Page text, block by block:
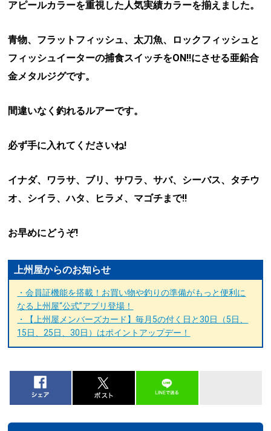
アピールカラーを重視した人気実績カラーを揃えました。
青物、フラットフィッシュ、太刀魚、ロックフィッシュと
フィッシュイーターの捕食スイッチをON!!にさせる亜鉛合
金メタルジグです。
間違いなく釣れるルアーです。
必ず手に入れてくださいね!
イナダ、ワラサ、ブリ、サワラ、サバ、シーバス、タチウ
オ、シイラ、ハタ、ヒラメ、マゴチまで!!
お早めにどうぞ!
上州屋からのお知らせ
・会員証機能を搭載！お買い物や釣りの準備がもっと便利に
なる上州屋“公式”アプリ登場！
・【上州屋メンバーズカード】毎月5の付く日と30日（5日、
15日、25日、30日）はポイントアップデー！